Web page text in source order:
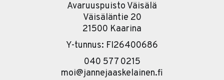
Avaruuspuisto Väisälä
Väisäläntie 20
21500 Kaarina
Y-tunnus: FI26400686
040 577 0215
moi@jannejaaskelainen.fi